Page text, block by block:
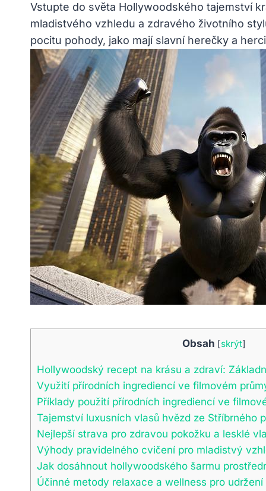
Vstupte⁤ do​ světa​ Hollywoodského tajemství
mladistvého vzhledu a⁢ zdravého životního
pocitu pohody, jako mají slavní herečky a
Obsah [skrýt]
Hollywoodský recept na‌ krásu a zdraví:
Využití přírodních ingrediencí ve filmovém⁤
Příklady⁢ použití přírodních ingrediencí ve
Tajemství⁣ luxusních vlasů hvězd‍ ze Stříbrného
Nejlepší ⁣strava pro zdravou pokožku a​ lesklé
Výhody pravidelného cvičení pro ⁤mladistvý
Jak dosáhnout ⁢hollywoodského šarmu
Účinné metody relaxace ‌a wellness​ pro